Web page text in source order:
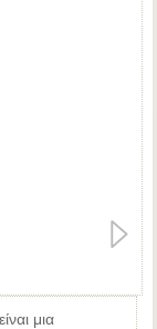
μια